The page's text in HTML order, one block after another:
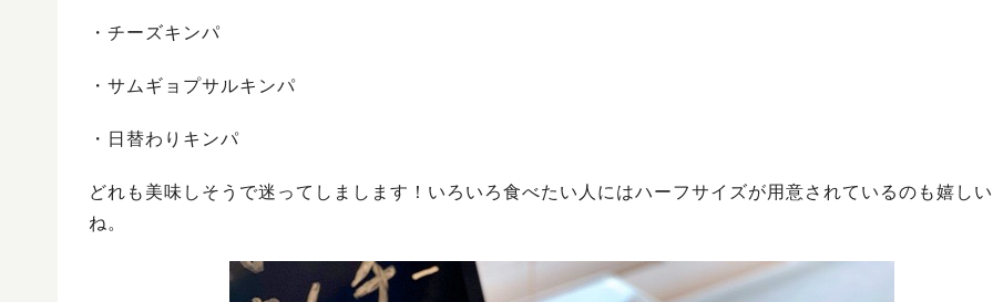
・チーズキンパ
・サムギョプサルキンパ
・日替わりキンパ
どれも美味しそうで迷ってしまします！いろいろ食べたい人にはハーフサイズが用意されているのも嬉し
ね。